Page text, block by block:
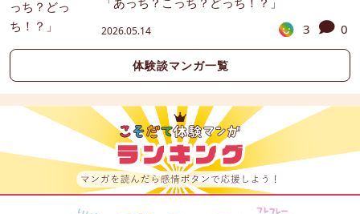
2026.05.14 3 0
体験談マンガ一覧